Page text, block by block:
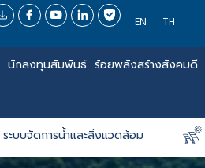
EN TH
นักลงทุนสัมพันธ์ ร้อยพลังสร้างสังคมดี
ระบบจัดการน้ำและสิ่งแวดล้อม